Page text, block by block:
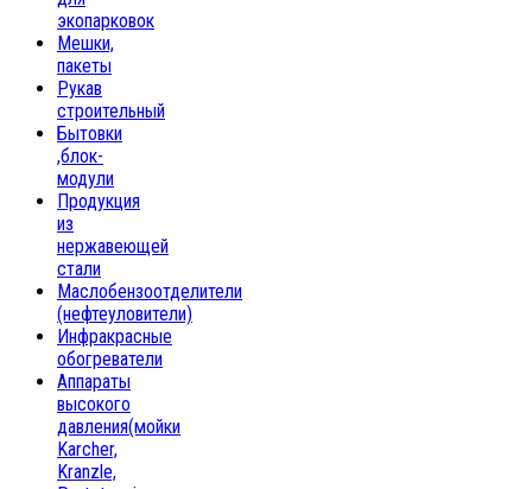
экопарковок
Мешки,
пакеты
Рукав
строительный
Бытовки
,блок-
модули
Продукция
из
нержавеющей
стали
Маслобензоотделители
(нефтеуловители)
Инфракрасные
обогреватели
Аппараты
высокого
давления(мойки
Karcher,
Kranzle,